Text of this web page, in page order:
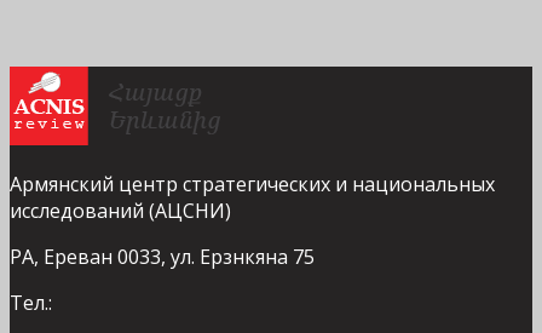
Армянский центр стратегических и национальных
исследований (АЦСНИ)
РА, Ереван 0033, ул. Ерзнкяна 75
Тел.: